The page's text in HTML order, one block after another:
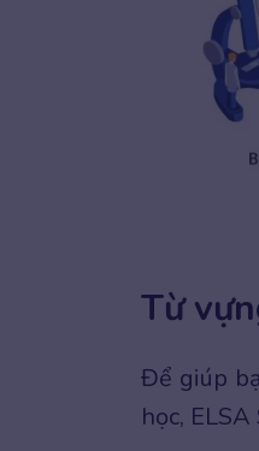
Từ
Để giúp
học,